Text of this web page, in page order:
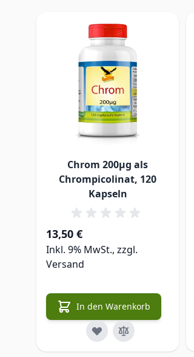
Chrom 200µg als
Chrompicolinat, 120
Kapseln
13,50 €
Inkl. 9% MwSt., zzgl.
Versand
In den Warenkorb